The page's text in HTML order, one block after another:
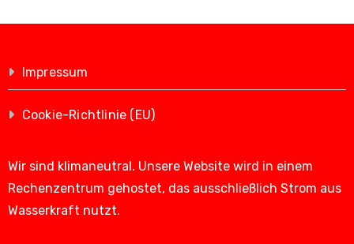
Impressum
Cookie-Richtlinie (EU)
Wir sind klimaneutral. Unsere Website wird in einem
Rechenzentrum gehostet, das ausschließlich Strom aus
Wasserkraft nutzt.